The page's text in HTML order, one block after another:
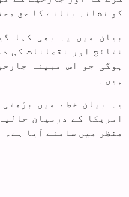
کو نشانہ بنانے کا حق
بیان میں یہ بھی کہا
نتائج اور نقصانات کی
ہوگی جو اس مبینہ
ہیں۔
یہ بیان خطے میں
امریکا کے درمیان
منظر میں سامنے آیا ہے۔